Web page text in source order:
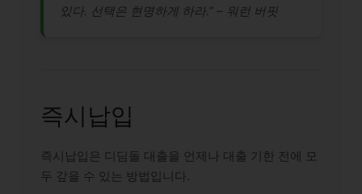
있다. 선택은 현명하게 하라.” – 워런 버핏
즉시납입
즉시납입은 디딤돌 대출을 언제나 대출 기한 전에 모
두 갚을 수 있는 방법입니다.